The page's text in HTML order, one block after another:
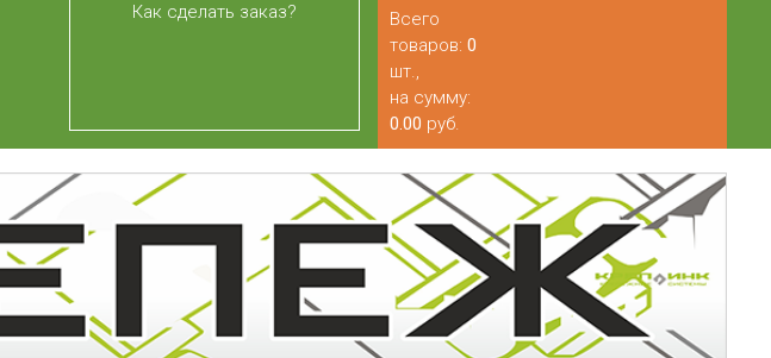
Как сделать заказ?
Всего
товаров: 0
шт.,
на сумму:
0.00 руб.